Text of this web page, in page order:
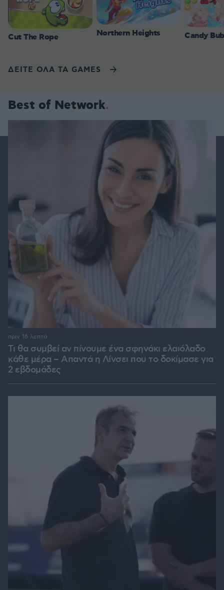
Cut The Rope Northern Heights Candy
ΔΕΙΤΕ ΟΛΑ ΤΑ GAMES
Best of Network
Τι θα συμβεί αν πίνουμε ένα σφηνάκι ελαιόλαδο
κάθε μέρα – Απαντά η Λίνσει που το δοκίμασε για
2 εβδομάδες
πριν 16 λεπτά